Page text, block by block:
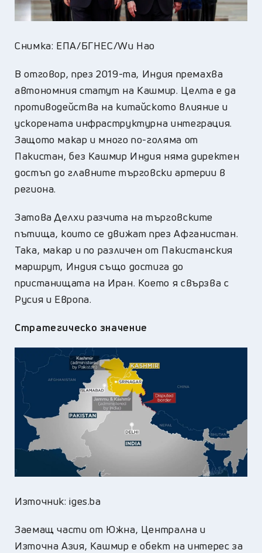
Снимка: ЕПА/БГНЕС/Wu Hao
В отговор, през 2019-та, Индия премахва
автономния статут на Кашмир. Целта е да
противодейства на китайското влияние и
ускорената инфраструктурна интеграция.
Защото макар и много по-голяма от
Пакистан, без Кашмир Индия няма директен
достъп до главните търговски артерии в
региона.
Затова Делхи разчита на търговските
пътища, които се движат през Афганистан.
Така, макар и по различен от Пакистанския
маршрут, Индия също достига до
пристанищата на Иран. Което я свързва с
Русия и Европа.
Стратегическо значение
Източник: iges.ba
Заемащ части от Южна, Централна и
Източна Азия, Кашмир е обект на интерес за